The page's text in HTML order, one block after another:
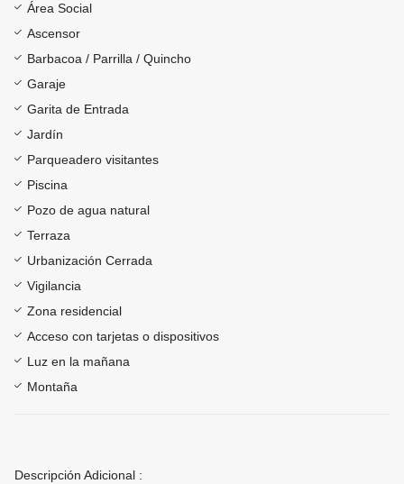
Área Social
Ascensor
Barbacoa / Parrilla / Quincho
Garaje
Garita de Entrada
Jardín
Parqueadero visitantes
Piscina
Pozo de agua natural
Terraza
Urbanización Cerrada
Vigilancia
Zona residencial
Acceso con tarjetas o dispositivos
Luz en la mañana
Montaña
Descripción Adicional :